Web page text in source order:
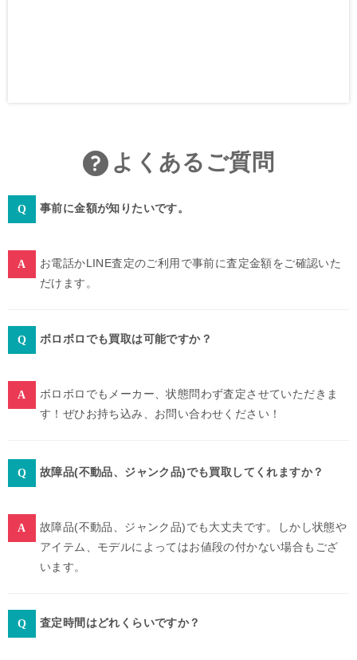
よくあるご質問
事前に金額が知りたいです。
お電話かLINE査定のご利用で事前に査定金額をご確認いた
だけます。
ボロボロでも買取は可能ですか？
ボロボロでもメーカー、状態問わず査定させていただきま
す！ぜひお持ち込み、お問い合わせください！
故障品(不動品、ジャンク品)でも買取してくれますか？
故障品(不動品、ジャンク品)でも大丈夫です。しかし状態や
アイテム、モデルによってはお値段の付かない場合もござ
います。
査定時間はどれくらいですか？